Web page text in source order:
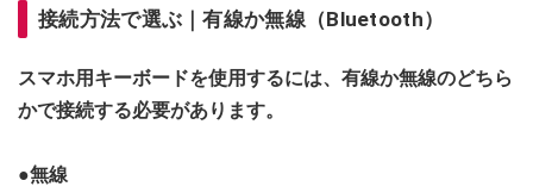
接続方法で選ぶ｜有線か無線（Bluetooth）
スマホ用キーボードを使用するには、有線か無線のどちら
かで接続する必要があります。
●無線